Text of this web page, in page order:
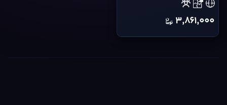
Digital
Code
3,861,000